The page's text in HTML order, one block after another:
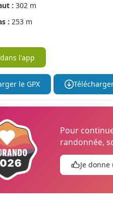
: 302 m
: 253 m
l'app
le GPX
Pour
randonnée,
Je